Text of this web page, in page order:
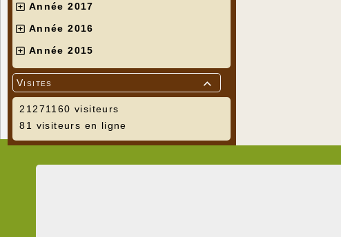
Année 2017
Année 2016
Année 2015

Visites
21271160 visiteurs
81 visiteurs en ligne